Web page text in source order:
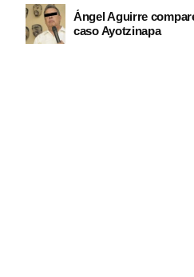
Ángel Aguirre
caso Ayotzinapa